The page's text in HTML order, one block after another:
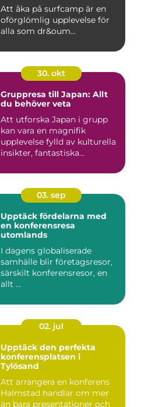
Att åka på surfcamp är en
oförglömlig upplevelse för
alla som dr&oum...
30. okt
Gruppresa till Japan: Allt
du behöver veta
Att utforska Japan i grupp
kan vara en magnifik
upplevelse fylld av kulturella
insikter, fantastiska...
03. sep
Upptäck fördelarna med
en konferensresa
utomlands
I dagens globaliserade
samhälle blir företagsresor,
särskilt konferensresor, en
allt ...
02. jul
Upptäck den perfekta
konferensplatsen i
Tylösand
Att arrangera en konferens
Halmstad handlar om mer
än bara presentationer och